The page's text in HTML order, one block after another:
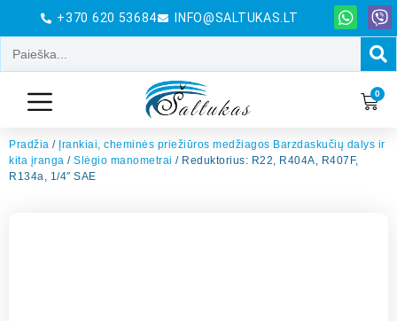
+370 620 53684 INFO@SALTUKAS.LT
0
Pradžia / Įrankiai, cheminės priežiūros medžiagos Barzdaskučių dalys ir
kita įranga / Slėgio manometrai / Reduktorius: R22, R404A, R407F,
R134a, 1/4″ SAE